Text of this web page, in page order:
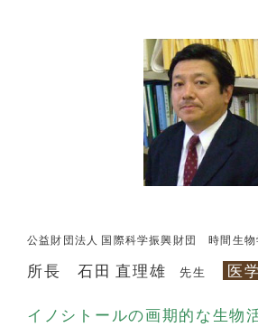
公益財団法人 国際科学振興財団 時間生物
所長 石田 直理雄 先生 医
イノシトールの画期的な生物